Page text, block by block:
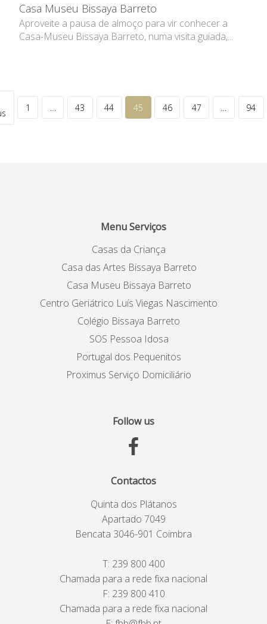
Casa Museu Bissaya Barreto
Aproveite a pausa de almoço para vir conhecer a
Casa-Museu Bissaya Barreto, numa visita guiada,...
1 43 44 45 46 47 94
Menu Serviços
Casas da Criança
Casa das Artes Bissaya Barreto
Casa Museu Bissaya Barreto
Centro Geriátrico Luís Viegas Nascimento
Colégio Bissaya Barreto
SOS Pessoa Idosa
Portugal dos Pequenitos
Proximus Serviço Domiciliário
Follow us
Contactos
Quinta dos Plátanos
Apartado 7049
Bencata 3046-901 Coimbra
T: 239 800 400
Chamada para a rede fixa nacional
F: 239 800 410
Chamada para a rede fixa nacional